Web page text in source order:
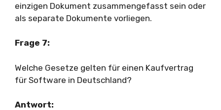
einzigen Dokument zusammengefasst sein oder
als separate Dokumente vorliegen.
Frage 7:
Welche Gesetze gelten für einen Kaufvertrag
für Software in Deutschland?
Antwort: